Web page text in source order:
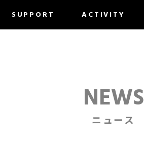
SUPPORT ACTIVITY
NEWS
ニュース